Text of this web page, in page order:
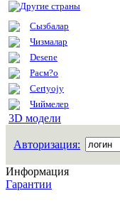
Другие страны
Сызбалар
Чизмалар
Desene
Расм?о
Certyojy
Чиймелер
3D модели
Авторизация:
Информация
Гарантии